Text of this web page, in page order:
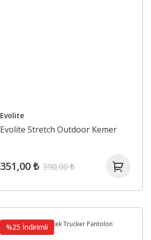
Evolite
Evolite Stretch Outdoor Kemer
351,00 ₺ 390,00 ₺
%25 İndirimli